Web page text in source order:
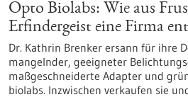
Opto Biolabs: Wie aus
Erfindergeist eine Firma
Dr. Kathrin Brenker ersann für ihre
mangelnder, geeigneter
maßgeschneiderte Adapter und
biolabs. Inzwischen verkaufen sie